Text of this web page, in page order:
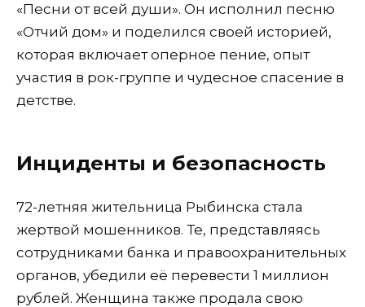
«Песни от всей души». Он исполнил песню
«Отчий дом» и поделился своей историей,
которая включает оперное пение, опыт
участия в рок-группе и чудесное спасение в
детстве.
Инциденты и безопасность
72-летняя жительница Рыбинска стала
жертвой мошенников. Те, представляясь
сотрудниками банка и правоохранительных
органов, убедили её перевести 1 миллион
рублей. Женщина также продала свою